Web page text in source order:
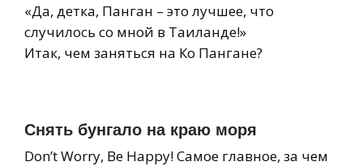
«Да, детка, Панган – это лучшее, что
случилось со мной в Таиланде!»
Итак, чем заняться на Ко Пангане?
Снять бунгало на краю моря
Don’t Worry, Be Happy! Самое главное, за чем